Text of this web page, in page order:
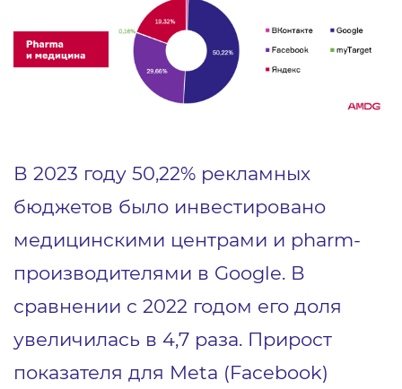
В 2023 году 50,22% рекламных
бюджетов было инвестировано
медицинскими центрами и pharm-
производителями в Google. В
сравнении с 2022 годом его доля
увеличилась в 4,7 раза. Прирост
показателя для Meta (Facebook)